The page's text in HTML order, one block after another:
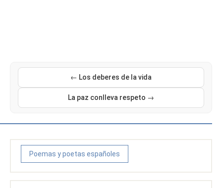
← Los deberes de la vida
La paz conlleva respeto →
Poemas y poetas españoles